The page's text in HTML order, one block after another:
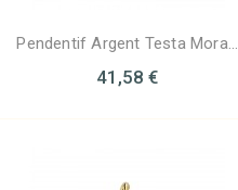
Pendentif Argent Testa Mora...
41,58 €